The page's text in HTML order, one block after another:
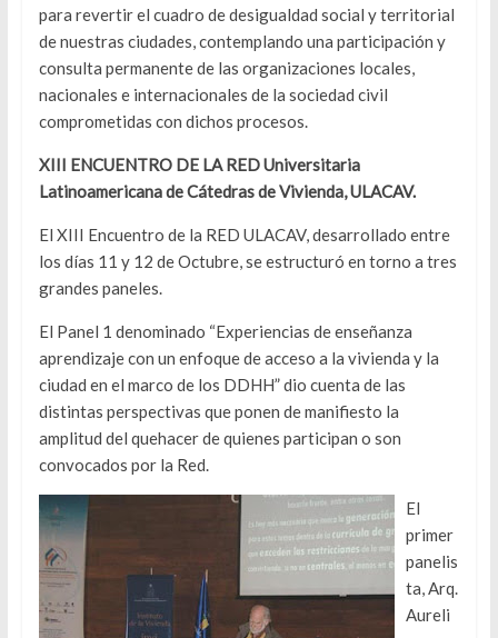
para revertir el cuadro de desigualdad social y territorial
de nuestras ciudades, contemplando una participación y
consulta permanente de las organizaciones locales,
nacionales e internacionales de la sociedad civil
comprometidas con dichos procesos.
XIII ENCUENTRO DE LA RED Universitaria
Latinoamericana de Cátedras de Vivienda, ULACAV.
El XIII Encuentro de la RED ULACAV, desarrollado entre
los días 11 y 12 de Octubre, se estructuró en torno a tres
grandes paneles.
El Panel 1 denominado “Experiencias de enseñanza
aprendizaje con un enfoque de acceso a la vivienda y la
ciudad en el marco de los DDHH” dio cuenta de las
distintas perspectivas que ponen de manifiesto la
amplitud del quehacer de quienes participan o son
convocados por la Red.
El
primer
panelis
ta, Arq.
Aureli